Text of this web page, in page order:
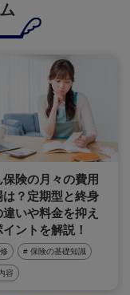
保険の月々の費用
は？定期型と終身
違いや料金を抑え
イントを解説！
# 保険の基礎知識
容